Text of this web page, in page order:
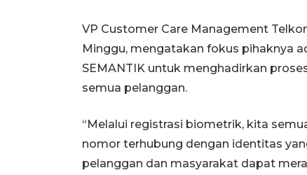
VP Customer Care Management
Minggu, mengatakan fokus pihaknya
SEMANTIK untuk menghadirkan
semua pelanggan.
“Melalui registrasi biometrik, kita
nomor terhubung dengan identitas
pelanggan dan masyarakat dapat